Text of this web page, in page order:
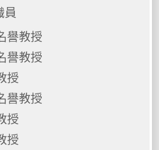
員
譽教授
譽教授
授
譽教授
授
授